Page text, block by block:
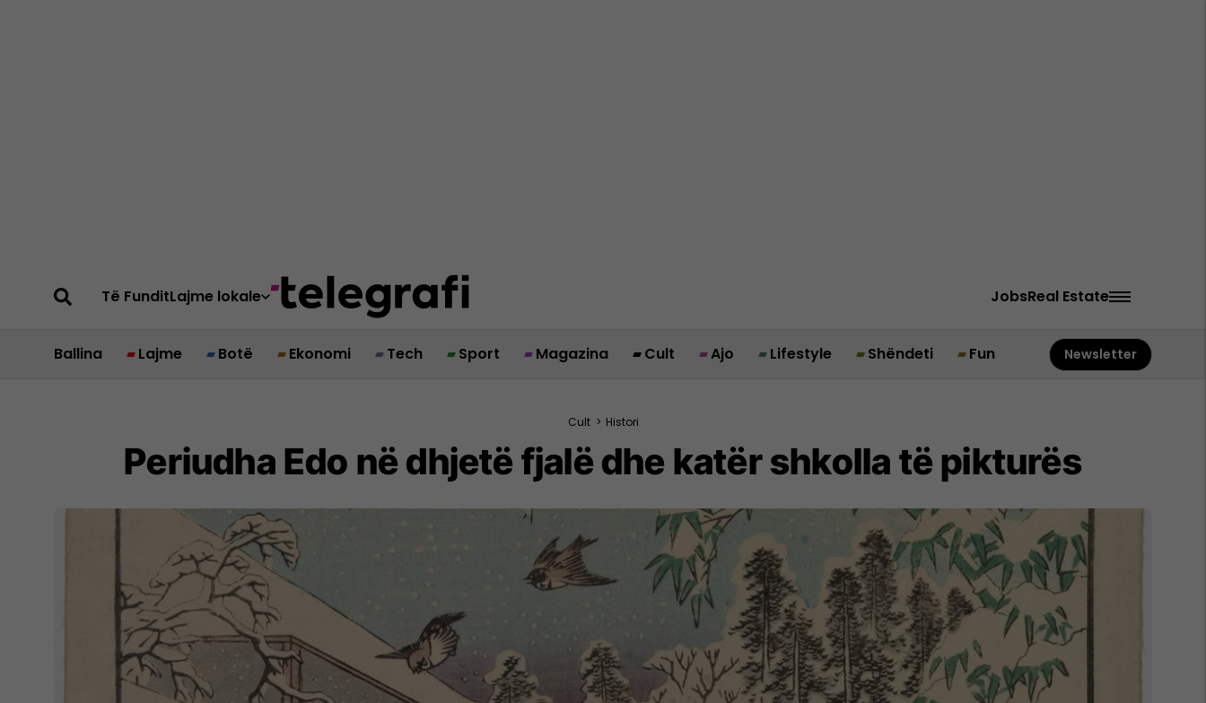
Të FunditLajme lokale JobsReal Estate
Ballina Lajme Botë Ekonomi Tech Sport Magazina Cult Ajo Lifestyle Shëndeti Fun Newsletter
Cult > Histori
Periudha Edo në dhjetë fjalë dhe katër shkolla të pikturës